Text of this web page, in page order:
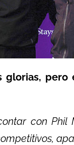
glorias, pero
con Phil